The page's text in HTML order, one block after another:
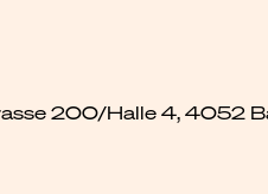
200/Halle 4, 4052